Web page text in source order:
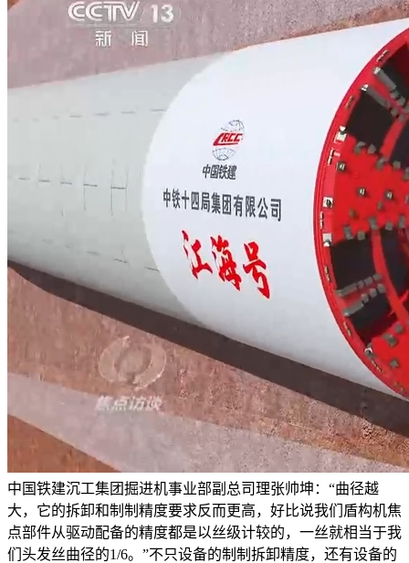
中国铁建沉工集团掘进机事业部副总司理张帅坤：“曲径越
大，它的拆卸和制制精度要求反而更高，好比说我们盾构机焦
点部件从驱动配备的精度都是以丝级计较的，一丝就相当于我
们头发丝曲径的1/6。”不只设备的制制拆卸精度，还有设备的